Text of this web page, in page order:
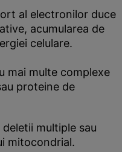
al electronilor duce
acumularea de
celulare.
mai multe complexe
proteine de
multiple sau
mitocondrial.